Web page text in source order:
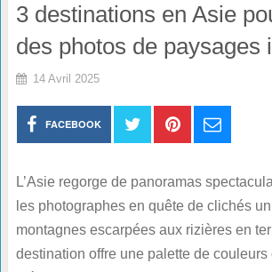
3 destinations en Asie
des photos de paysages
14 Avril 2025
FACEBOOK
L’Asie regorge de panoramas
les photographes en quête de clichés
montagnes escarpées aux rizières en
destination offre une palette de couleurs